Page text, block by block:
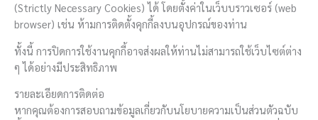
(Strictly Necessary Cookies) ได้ โดยตั้งค่าในเว็บบราวเซอร์ (web
browser) เช่น ห้ามการติดตั้งคุกกี้ลงบนอุปกรณ์ของท่าน
ทั้งนี้ การปิดการใช้งานคุกกี้อาจส่งผลให้ท่านไม่สามารถใช้เว็บไซต์ต่าง
ๆ ได้อย่างมีประสิทธิภาพ
รายละเอียดการติดต่อ
หากคุณต้องการสอบถามข้อมูลเกี่ยวกับนโยบายความเป็นส่วนตัวฉบับ